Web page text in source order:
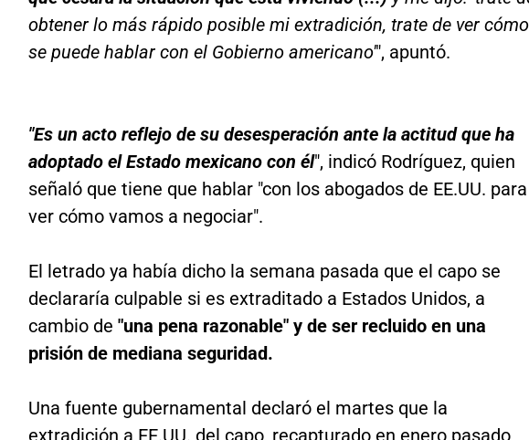
obtener lo más rápido posible mi extradición, trate de ver cómo
se puede hablar con el Gobierno americano'", apuntó.
"Es un acto reflejo de su desesperación ante la actitud que ha
adoptado el Estado mexicano con él", indicó Rodríguez, quien
señaló que tiene que hablar "con los abogados de EE.UU. para
ver cómo vamos a negociar".
El letrado ya había dicho la semana pasada que el capo se
declararía culpable si es extraditado a Estados Unidos, a
cambio de "una pena razonable" y de ser recluido en una
prisión de mediana seguridad.
Una fuente gubernamental declaró el martes que la
extradición a EE.UU. del capo, recapturado en enero pasado